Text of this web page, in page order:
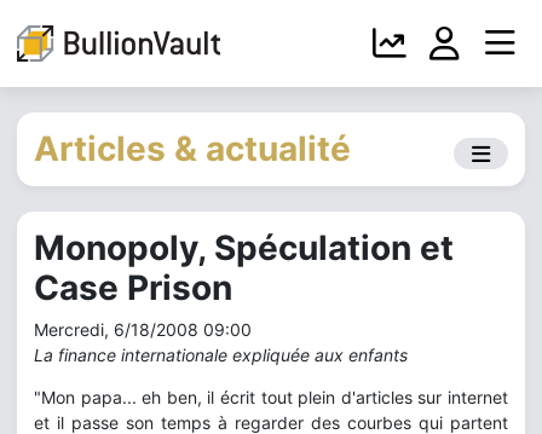
Articles & actualité
Monopoly, Spéculation et
Case Prison
Mercredi, 6/18/2008 09:00
La finance internationale expliquée aux enfants
"Mon papa... eh ben, il écrit tout plein d'articles sur internet
et il passe son temps à regarder des courbes qui partent